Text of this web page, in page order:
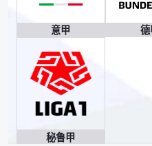
意甲 德
秘鲁甲